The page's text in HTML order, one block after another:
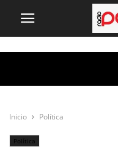
Inicio Política
Política